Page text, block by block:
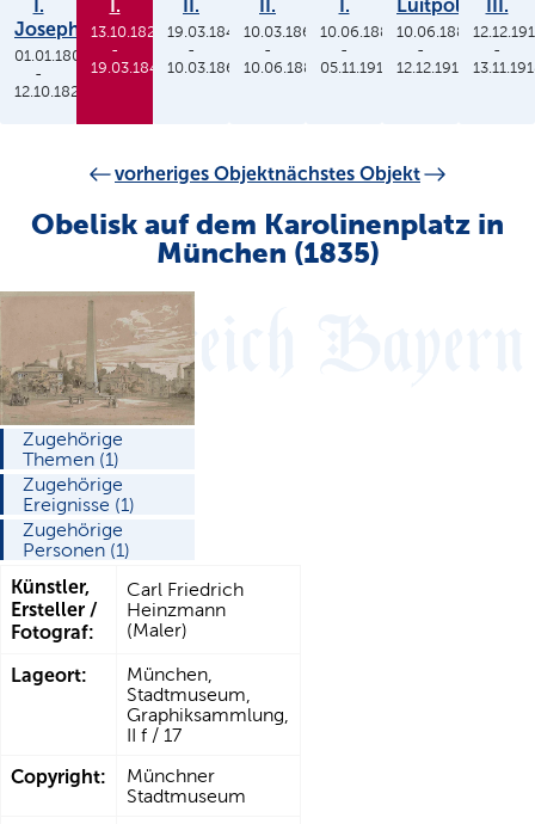
I.
Joseph
01.01.1806
-
12.10.1825
I.
13.10.1825
-
19.03.1848
II.
19.03.1848
-
10.03.1864
II.
10.03.1864
-
10.06.1886
I.
10.06.1886
-
05.11.1913
Luitpold
10.06.1886
-
12.12.1912
III.
-
vorheriges Objektnächstes Objekt
Obelisk auf dem Karolinenplatz in
München (1835)
Zugehörige
Themen (1)
Zugehörige
Ereignisse (1)
Zugehörige
Personen (1)
Künstler,
Ersteller /
Fotograf:
Carl Friedrich
Heinzmann
(Maler)
Lageort:
München,
Stadtmuseum,
Graphiksammlung,
II f / 17
Copyright:
Münchner
Stadtmuseum